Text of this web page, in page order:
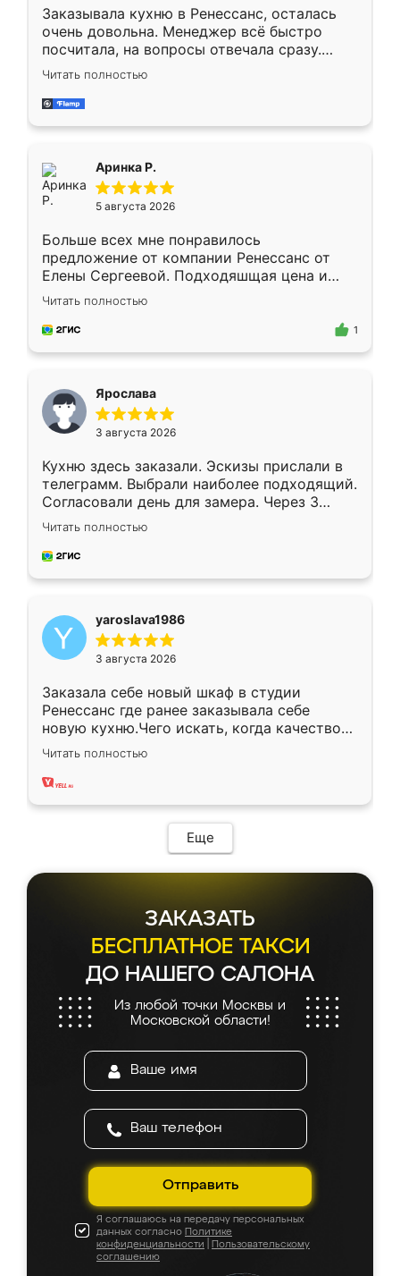
Заказывала кухню в Ренессанс, осталась
очень довольна. Менеджер всё быстро
посчитала, на вопросы отвечала сразу.
Замерщик приехал в субботу, подошёл к
делу со всей ответственностью. Собрали
за день, ребята работали аккуратно, даже
Читать полностью
Аринка Р.
5 августа 2026
Больше всех мне понравилось
предложение от компании Ренессанс от
Елены Сергеевой. Подходяшщая цена и
короткие сроки изготовления. Приехавший
для замера сотрудник Владислав
предложил по моему эскизу самый
Читать полностью
1
Ярослава
3 августа 2026
Кухню здесь заказали. Эскизы прислали в
телеграмм. Выбрали наиболее подходящий.
Согласовали день для замера. Через 3
недели кухня была уже готова. Остались
довольны работой. Спасибо Ренессанс
мебель за качественную работу!
Читать полностью
yaroslava1986
3 августа 2026
Заказала себе новый шкаф в студии
Ренессанс где ранее заказывала себе
новую кухню.Чего искать, когда качеством
вполне довольна. Служит кухня уже почти
два года, нареканий нет.
Читать полностью
Еще
ЗАКАЗАТЬ
БЕСПЛАТНОЕ ТАКСИ
ДО НАШЕГО САЛОНА
Из любой точки Москвы и
Московской области!
Отправить
Я соглашаюсь на передачу персональных
данных согласно Политике
конфиденциальности
Пользовательскому
соглашению